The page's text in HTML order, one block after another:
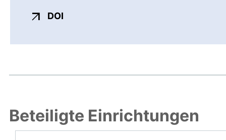
DOI
Beteiligte Einrichtungen